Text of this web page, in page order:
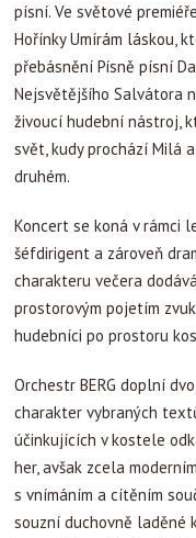
písní. Ve světové
Hořínky Umírám láskou,
přebásnění Písně písní
Nejsvětějšího Salvátora
živoucí hudební nástroj,
svět, kudy prochází Milá
druhém.
Koncert se koná v rámci
šéfdirigent a zároveň
charakteru večera
prostorovým pojetím
hudebníci po prostoru
Orchestr BERG doplní
charakter vybraných
účinkujících v kostele
her, avšak zcela
s vnímáním a cítěním
souzní duchovně laděné